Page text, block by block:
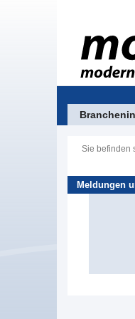
Sie befinden
Meldungen